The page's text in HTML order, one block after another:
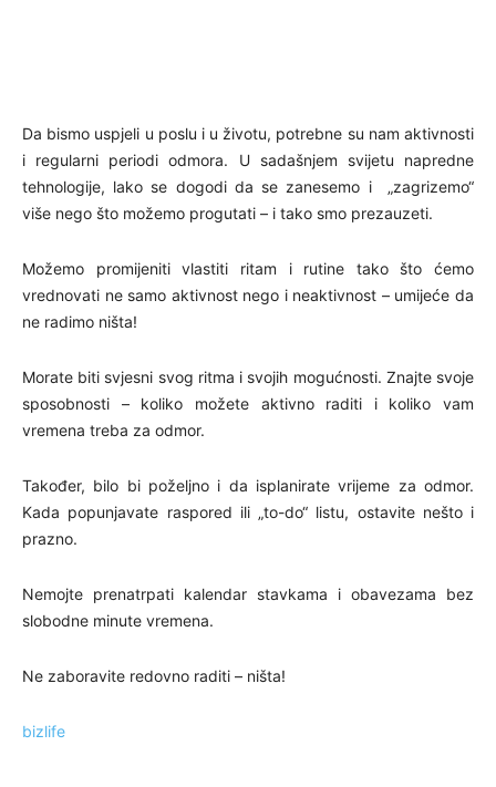
Da bismo uspjeli u poslu i u životu, potrebne su nam aktivnosti
i regularni periodi odmora. U sadašnjem svijetu napredne
tehnologije, lako se dogodi da se zanesemo i „zagrizemo“
više nego što možemo progutati – i tako smo prezauzeti.
Možemo promijeniti vlastiti ritam i rutine tako što ćemo
vrednovati ne samo aktivnost nego i neaktivnost – umijeće da
ne radimo ništa!
Morate biti svjesni svog ritma i svojih mogućnosti. Znajte svoje
sposobnosti – koliko možete aktivno raditi i koliko vam
vremena treba za odmor.
Također, bilo bi poželjno i da isplanirate vrijeme za odmor.
Kada popunjavate raspored ili „to-do“ listu, ostavite nešto i
prazno.
Nemojte prenatrpati kalendar stavkama i obavezama bez
slobodne minute vremena.
Ne zaboravite redovno raditi – ništa!
bizlife